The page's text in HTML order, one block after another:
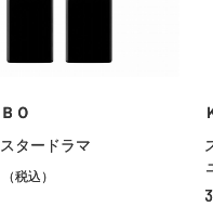
Ｏ
タードラマ
（税込）